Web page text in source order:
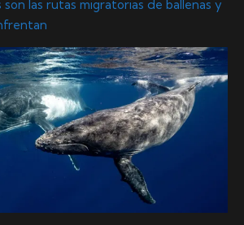
son las rutas migratorias de ballenas y